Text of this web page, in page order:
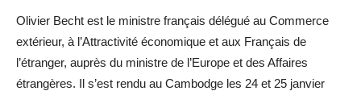
Olivier Becht est le ministre français délégué au Commerce
extérieur, à l’Attractivité économique et aux Français de
l’étranger, auprès du ministre de l’Europe et des Affaires
étrangères. Il s’est rendu au Cambodge les 24 et 25 janvier